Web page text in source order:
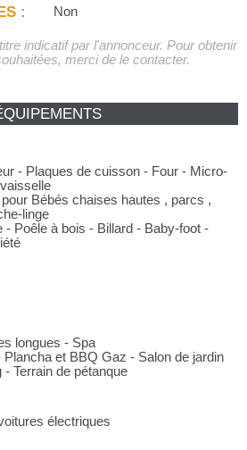
: Non
indicatif par l'annonceur. Pour obtenir
merci de le contacter.
- Plaques de cuisson - Four - Micro-
Bébés chaises hautes , parcs ,
linge
- Poêle à bois - Billard - Baby-foot -
longues - Spa
et BBQ Gaz - Salon de jardin
Terrain de pétanque
électriques